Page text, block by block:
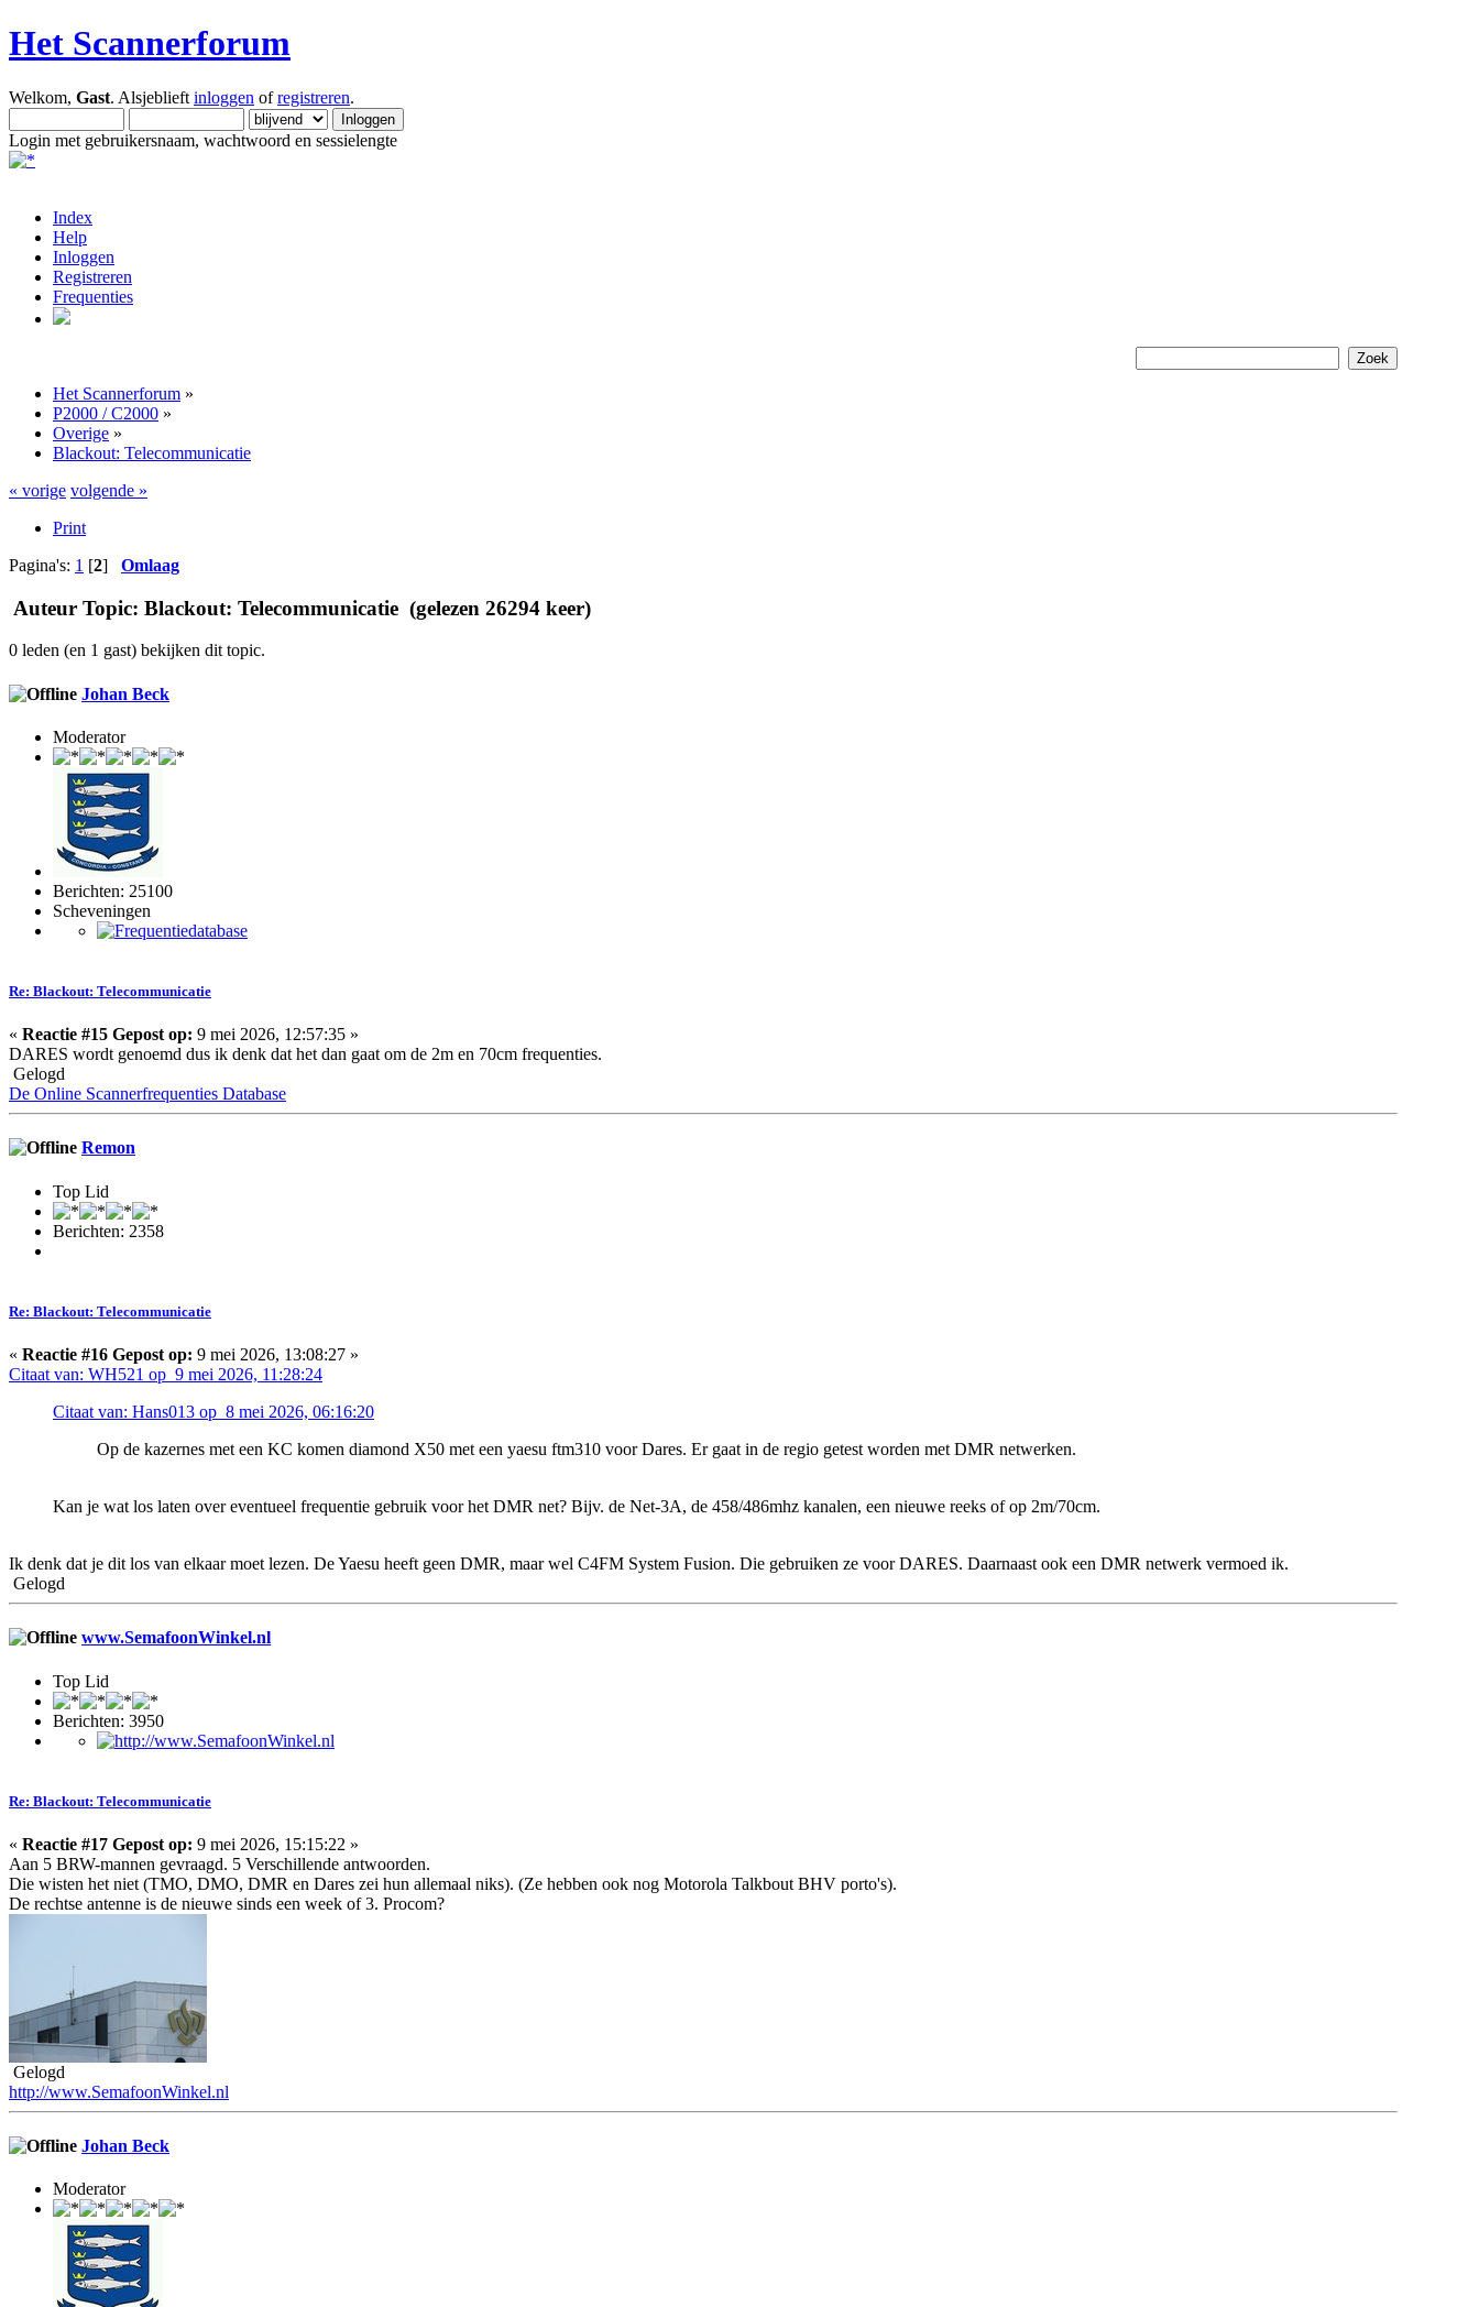
Het Scannerforum
Welkom, Gast. Alsjeblieft inloggen ofregistreren.
Login met gebruikersnaam, wachtwoord en sessielengte
Index
Help
Inloggen
Registreren
Frequenties
Het Scannerforum »
P2000 / C2000 »
Overige »
Blackout: Telecommunicatie
« vorige volgende »
Print
Pagina's: 1 [2] Omlaag
Auteur Topic: Blackout: Telecommunicatie (gelezen 26294 keer)
0 leden (en 1 gast) bekijken dit topic.
Johan Beck
Moderator
Berichten: 25100
Scheveningen
Re: Blackout: Telecommunicatie
« Reactie #15 Gepost op: 9 mei 2026, 12:57:35 »
DARES wordt genoemd dus ik denk dat het dan gaat om de 2m en 70cm frequenties.
Gelogd
De Online Scannerfrequenties Database
Remon
Top Lid
Berichten: 2358
Re: Blackout: Telecommunicatie
« Reactie #16 Gepost op: 9 mei 2026, 13:08:27 »
Citaat van: WH521 op 9 mei 2026, 11:28:24
Citaat van: Hans013 op 8 mei 2026, 06:16:20
Op de kazernes met een KC komen diamond X50 met een yaesu ftm310 voor Dares. Er gaat in de regio getest worden met DMR netwerken.
Kan je wat los laten over eventueel frequentie gebruik voor het DMR net? Bijv. de Net-3A, de 458/486mhz kanalen, een nieuwe reeks of op 2m/70cm.
Ik denk dat je dit los van elkaar moet lezen. De Yaesu heeft geen DMR, maar wel C4FM System Fusion. Die gebruiken ze voor DARES. Daarnaast ook een DMR netwerk vermoed ik.
Gelogd
www.SemafoonWinkel.nl
Top Lid
Berichten: 3950
Re: Blackout: Telecommunicatie
« Reactie #17 Gepost op: 9 mei 2026, 15:15:22 »
Aan 5 BRW-mannen gevraagd. 5 Verschillende antwoorden.
Die wisten het niet (TMO, DMO, DMR en Dares zei hun allemaal niks). (Ze hebben ook nog Motorola Talkbout BHV porto's).
De rechtse antenne is de nieuwe sinds een week of 3. Procom?
Gelogd
http://www.SemafoonWinkel.nl
Johan Beck
Moderator